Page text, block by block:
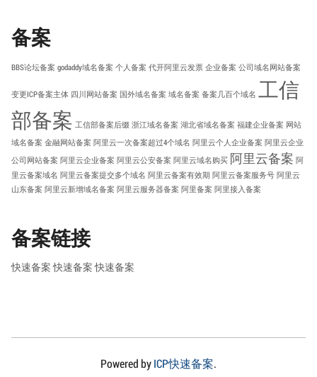
备案
BBS论坛备案 godaddy域名备案 个人备案 代开阿里云发票 企业备案 公司域名网站备案
变更ICP备案主体 四川网站备案 国外域名备案 域名备案 备案几百个域名 工信
部备案 工信部备案后缀 浙江域名备案 湖北省域名备案 福建企业备案 网站
域名备案 金融网站备案 阿里云一次备案超过4个域名 阿里云个人企业备案 阿里云企业
公司网站备案 阿里云企业备案 阿里云公安备案 阿里云域名购买 阿里云备案 阿
里云备案域名 阿里云备案提交多个域名 阿里云备案有效期 阿里云备案服务号 阿里云
山东备案 阿里云新增域名备案 阿里云服务器备案 阿里备案 阿里接入备案
备案链接
快速备案 快速备案 快速备案
Powered byICP快速备案.